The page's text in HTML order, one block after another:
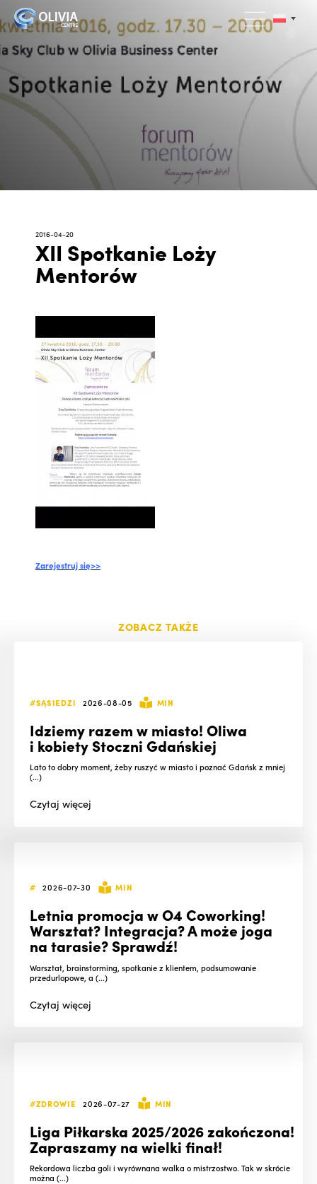
2016-04-20
XII Spotkanie Loży
Mentorów
Zarejestruj się>>
ZOBACZ TAKŻE
#SĄSIEDZI 2026-08-05 MIN
Idziemy razem w miasto! Oliwa
i kobiety Stoczni Gdańskiej
Lato to dobry moment, żeby ruszyć w miasto i poznać Gdańsk z mniej
(...)
Czytajwięcej
# 2026-07-30 MIN
Letnia promocja w O4 Coworking!
Warsztat? Integracja? A może joga
na tarasie? Sprawdź!
Warsztat, brainstorming, spotkanie z klientem, podsumowanie
przedurlopowe, a (...)
Czytajwięcej
#ZDROWIE 2026-07-27 MIN
Liga Piłkarska 2025/2026 zakończona!
Zapraszamy na wielki finał!
Rekordowa liczba goli i wyrównana walka o mistrzostwo. Tak w skrócie
można (...)